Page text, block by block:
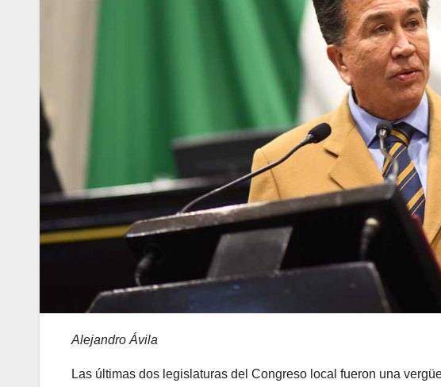
Alejandro Ávila
Las últimas dos legislaturas del Congreso local fueron una